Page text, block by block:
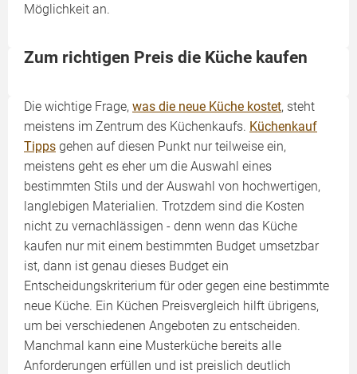
Möglichkeit an.
Zum richtigen Preis die Küche kaufen
Die wichtige Frage, was die neue Küche kostet, steht
meistens im Zentrum des Küchenkaufs. Küchenkauf
Tipps gehen auf diesen Punkt nur teilweise ein,
meistens geht es eher um die Auswahl eines
bestimmten Stils und der Auswahl von hochwertigen,
langlebigen Materialien. Trotzdem sind die Kosten
nicht zu vernachlässigen - denn wenn das Küche
kaufen nur mit einem bestimmten Budget umsetzbar
ist, dann ist genau dieses Budget ein
Entscheidungskriterium für oder gegen eine bestimmte
neue Küche. Ein Küchen Preisvergleich hilft übrigens,
um bei verschiedenen Angeboten zu entscheiden.
Manchmal kann eine Musterküche bereits alle
Anforderungen erfüllen und ist preislich deutlich